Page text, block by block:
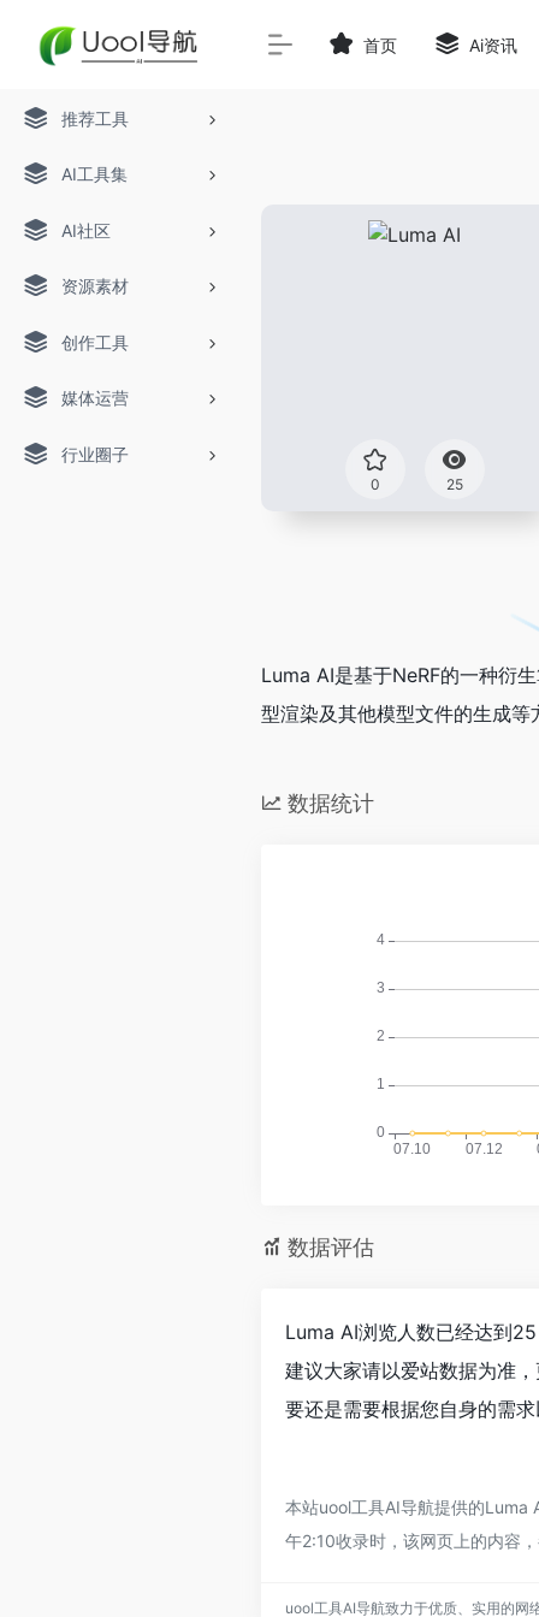
推荐工具
AI工具集
AI社区
资源素材
创作工具
媒体运营
行业圈子
首页 Ai资讯
0 25
Luma AI是基于NeRF的一种衍
型渲染及其他模型文件的生成
数据统计
数据评估
Luma AI浏览人数已经达到
建议大家请以爱站数据为准
要还是需要根据您自身的需
本站uool工具AI导航提供的Luma
午2:10收录时，该网页上的内容
uool工具AI导航致力于优质、实用的网